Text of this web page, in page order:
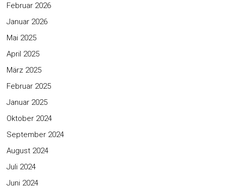
Februar 2026
Januar 2026
Mai 2025
April 2025
März 2025
Februar 2025
Januar 2025
Oktober 2024
September 2024
August 2024
Juli 2024
Juni 2024